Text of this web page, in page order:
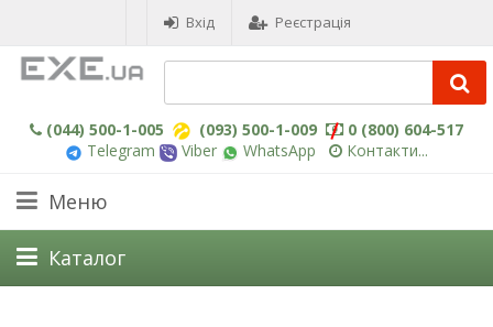
Вхід Реєстрація
(044) 500-1-005 (093) 500-1-009
0 (800) 604-517
Telegram
Viber WhatsApp Контакти...
Меню
Каталог